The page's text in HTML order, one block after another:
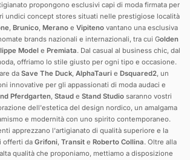
propongono esclusivi capi di moda firmata per
undici concept stores situati nelle prestigiose località
, Brunico, Merano e Vipiteno vantano una esclusiva
brands nazionali e internazionali, tra cui Golden
Model e Premiata. Dal casual al business chic, dal
offriamo lo stile giusto per ogni tipo e occasione.
da Save The Duck, AlphaTauri e Dsquared2, un
innovative per gli appassionati di moda audaci e
Pferdgarten, Staud e Stand Studiosaranno vostri
dell'estetica del design nordico, un amalgama
e modernità con uno spirito contemporaneo.
apprezzano l'artigianato di qualità superiore e la
offerti da Grifoni, Transit e Roberto Collina. Oltre alla
qualità che proponiamo, mettiamo a disposizione